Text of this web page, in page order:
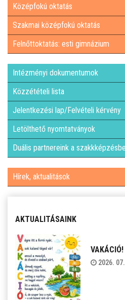
Középfokú oktatás
Szakmai középfokú oktatás
Felnőttoktatás: esti gimnázium
Intézményi dokumentumok
Közzétételi lista
Jelentkezési lap/Felvételi kérvény
Letölthető nyomtatványok
Duális partnereink a
Hírek, aktualitások
AKTUALITÁSAINK
VAKÁCIÓ!
2026.